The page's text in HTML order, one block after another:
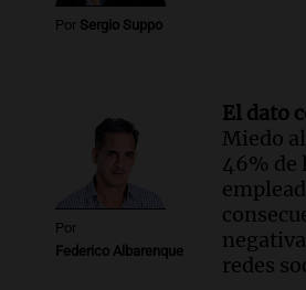
Por Sergio Suppo
Por
Federico Albarenque
El dato
Miedo
46% de
redes